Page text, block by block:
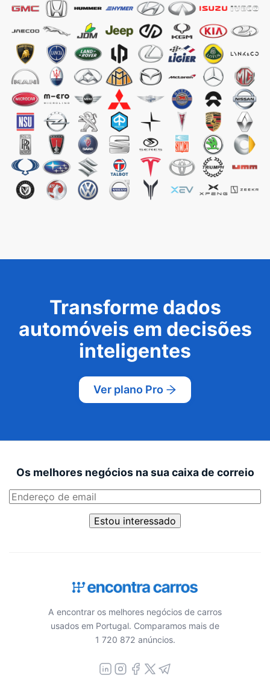
Transforme dados
automóveis em decisões
inteligentes
Ver plano Pro
Os melhores negócios na sua caixa de correio
Estou interessado
A encontrar os melhores negócios de carros
usados em Portugal. Comparamos mais de
1 720 872 anúncios.